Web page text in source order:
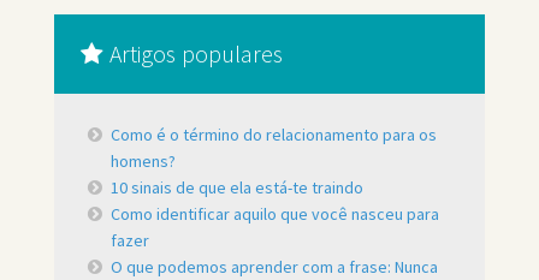
Artigos populares
Como é o término do relacionamento para os
homens?
10 sinais de que ela está-te traindo
Como identificar aquilo que você nasceu para
fazer
O que podemos aprender com a frase: Nunca